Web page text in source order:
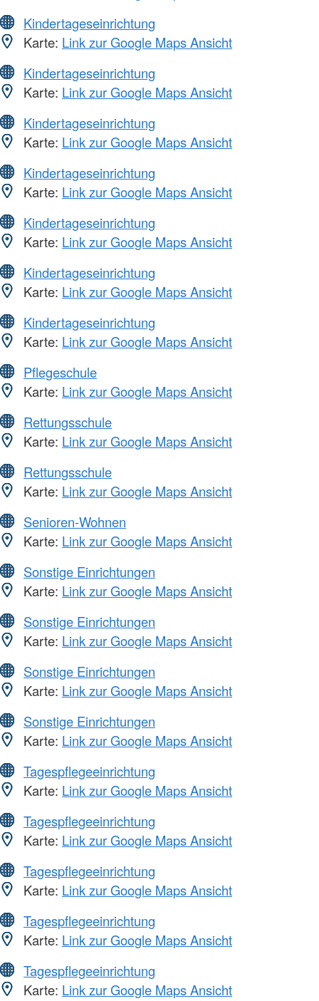
Kindertageseinrichtung
Karte: Link zur Google Maps Ansicht
Kindertageseinrichtung
Karte: Link zur Google Maps Ansicht
Kindertageseinrichtung
Karte: Link zur Google Maps Ansicht
Kindertageseinrichtung
Karte: Link zur Google Maps Ansicht
Kindertageseinrichtung
Karte: Link zur Google Maps Ansicht
Kindertageseinrichtung
Karte: Link zur Google Maps Ansicht
Kindertageseinrichtung
Karte: Link zur Google Maps Ansicht
Pflegeschule
Karte: Link zur Google Maps Ansicht
Rettungsschule
Karte: Link zur Google Maps Ansicht
Rettungsschule
Karte: Link zur Google Maps Ansicht
Senioren-Wohnen
Karte: Link zur Google Maps Ansicht
Sonstige Einrichtungen
Karte: Link zur Google Maps Ansicht
Sonstige Einrichtungen
Karte: Link zur Google Maps Ansicht
Sonstige Einrichtungen
Karte: Link zur Google Maps Ansicht
Sonstige Einrichtungen
Karte: Link zur Google Maps Ansicht
Tagespflegeeinrichtung
Karte: Link zur Google Maps Ansicht
Tagespflegeeinrichtung
Karte: Link zur Google Maps Ansicht
Tagespflegeeinrichtung
Karte: Link zur Google Maps Ansicht
Tagespflegeeinrichtung
Karte: Link zur Google Maps Ansicht
Tagespflegeeinrichtung
Karte: Link zur Google Maps Ansicht